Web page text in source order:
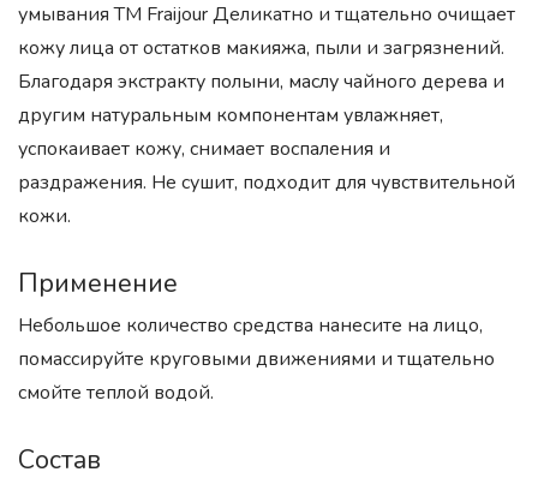
умывания ТМ Fraijour Деликатно и тщательно очищает
кожу лица от остатков макияжа, пыли и загрязнений.
Благодаря экстракту полыни, маслу чайного дерева и
другим натуральным компонентам увлажняет,
успокаивает кожу, снимает воспаления и
раздражения. Не сушит, подходит для чувствительной
кожи.
Применение
Небольшое количество средства нанесите на лицо,
помассируйте круговыми движениями и тщательно
смойте теплой водой.
Состав